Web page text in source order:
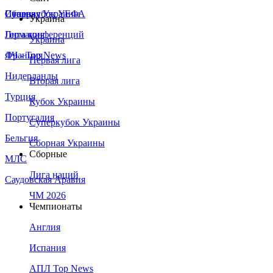
Сборная Украины
Италия
Германия
Франция
Нидерланды
Турция
Португалия
Бельгия
МЛС
Саудовская Аравия
Суперкубок УЕФА
Лига конференций
ЛЧ - Top News
Украина
Украина
Первая лига
Вторая лига
Кубок Украины
Суперкубок Украины
Сборная Украины
Сборные
Лига наций
ЧМ 2026
Чемпионаты
Англия
Испания
АПЛ Top News